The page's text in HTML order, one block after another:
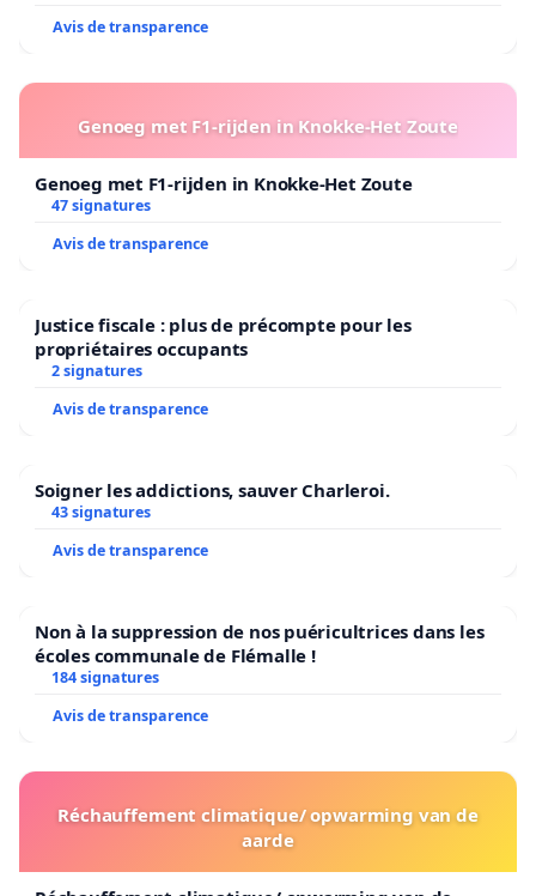
Avis de transparence
Genoeg met F1-rijden in Knokke-Het Zoute
Genoeg met F1-rijden in Knokke-Het Zoute
47 signatures
Avis de transparence
Justice fiscale : plus de précompte pour les
propriétaires occupants
2 signatures
Avis de transparence
Soigner les addictions, sauver Charleroi.
43 signatures
Avis de transparence
Non à la suppression de nos puéricultrices dans les
écoles communale de Flémalle !
184 signatures
Avis de transparence
Réchauffement climatique/ opwarming van de
aarde